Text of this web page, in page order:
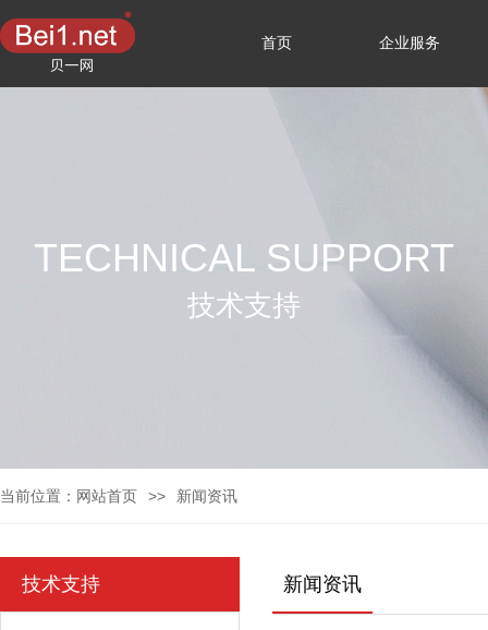
首页 企业服务
TECHNICAL SUPPORT
技术支持
当前位置： 网站首页 >> 新闻资讯
技术支持 新闻资讯